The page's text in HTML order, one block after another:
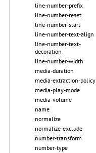
line-number-prefix
line-number-reset
line-number-start
line-number-text-align
line-number-text-
decoration
line-number-width
media-duration
media-extraction-policy
media-play-mode
media-volume
name
normalize
normalize-exclude
number-transform
number-type